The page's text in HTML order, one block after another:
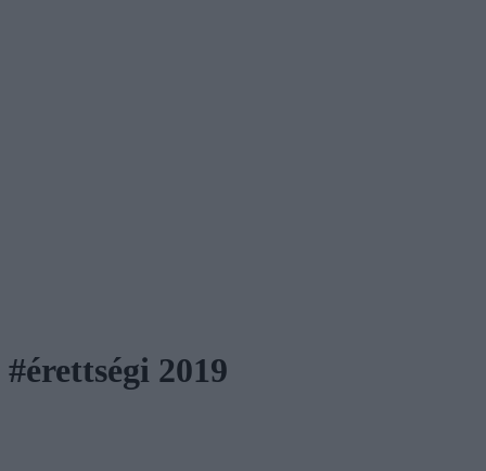
#érettségi 2019